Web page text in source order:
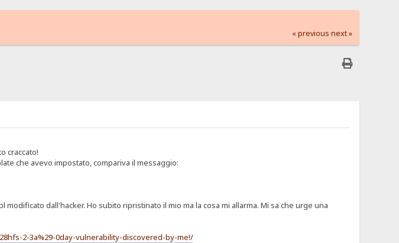
« previous next »
craccato!
che avevo impostato, compariva il messaggio:
dall'hacker. Ho subito ripristinato il mio ma la cosa mi allarma. Mi sa che urge una
2-3a%29-0day-vulnerability-discovered-by-me!/